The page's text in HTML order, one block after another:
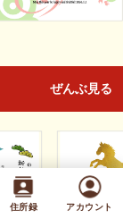
住所録 アカウント
ぜんぶ見る